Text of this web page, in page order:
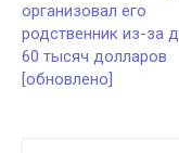
организовал его
родственник из-за
60 тысяч долларов
[обновлено]